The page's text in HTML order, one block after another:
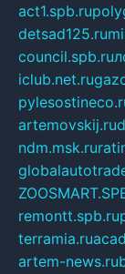
act1.spb.ru
detsad125.ru
council.spb.ru
iclub.net.ru
artemovskij.ru
ndm.msk.ru
remontt.spb.ru
terramia.ru
artem-news.ru